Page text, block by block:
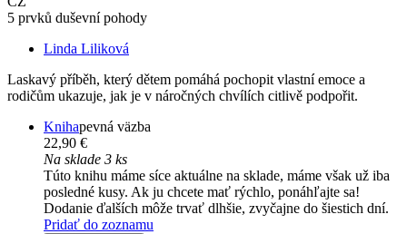
5 prvků duševní pohody
Linda Liliková
Laskavý příběh, který dětem pomáhá pochopit vlastní emoce a
rodičům ukazuje, jak je v náročných chvílích citlivě podpořit.
Knihapevná väzba
22,90 €
Na sklade 3 ks
Túto knihu máme síce aktuálne na sklade, máme však už iba
posledné kusy. Ak ju chcete mať rýchlo, ponáhľajte sa!
Dodanie ďalších môže trvať dlhšie, zvyčajne do šiestich dní.
Pridať do zoznamu